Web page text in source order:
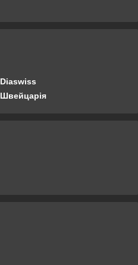
Diaswiss
Швейцарія